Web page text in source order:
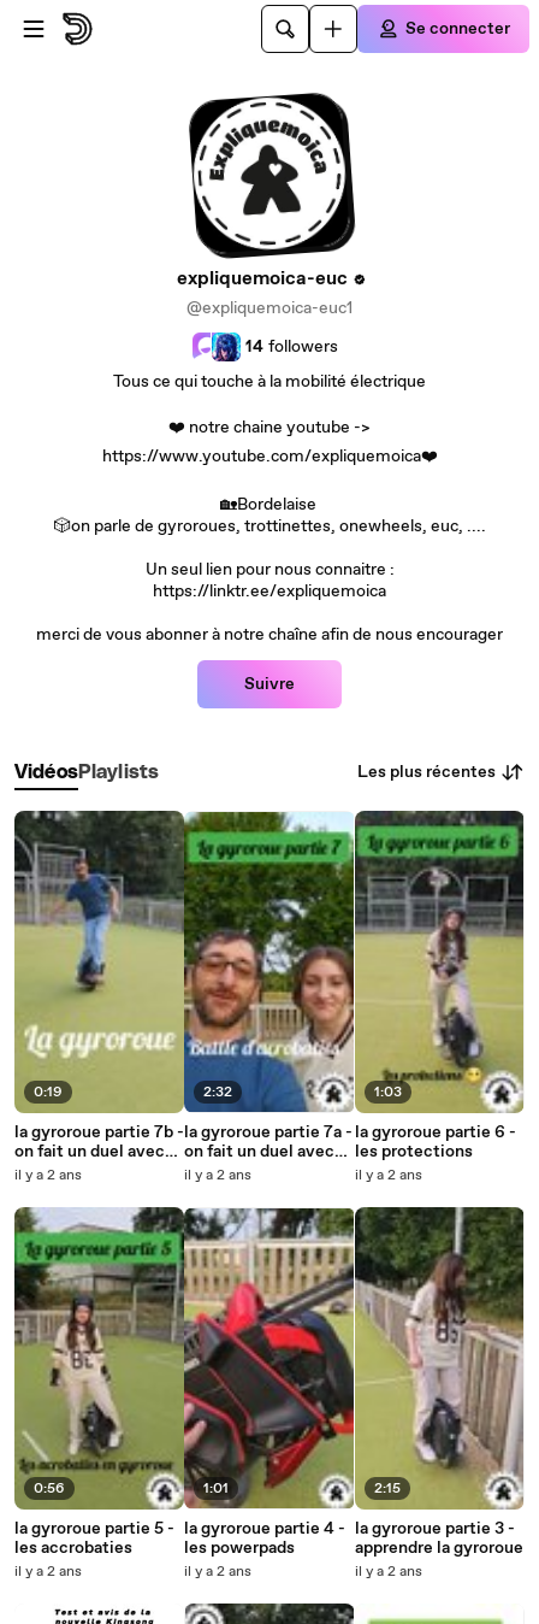
Passer au contenu principal
Se connecter
expliquemoica-euc
@expliquemoica-euc1
14 followers
Tous ce qui touche à la mobilité électrique
❤️ notre chaine youtube ->
https://www.youtube.com/expliquemoica❤️
🏡Bordelaise
🎲on parle de gyroroues, trottinettes, onewheels, euc, ....
Un seul lien pour nous connaitre :
https://linktr.ee/expliquemoica
merci de vous abonner à notre chaîne afin de nous encourager
Suivre
VidéosPlaylists Les plus récentes
0:19
la gyroroue partie 7b -
on fait un duel avec
lea
il y a 2 ans
0:56
la gyroroue partie 5 -
les accrobaties
il y a 2 ans
2:32
la gyroroue partie 7a -
on fait un duel avec
lea
il y a 2 ans
1:01
la gyroroue partie 4 -
les powerpads
il y a 2 ans
1:03
la gyroroue partie 6 -
les protections
il y a 2 ans
2:15
la gyroroue partie 3 -
apprendre la gyroroue
il y a 2 ans